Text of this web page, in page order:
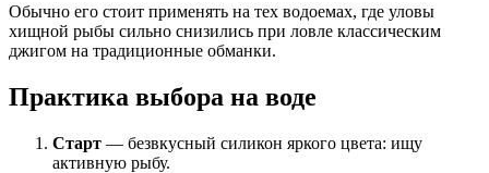
Обычно его стоит применять на тех водоемах, где уловы
хищной рыбы сильно снизились при ловле классическим
джигом на традиционные обманки.
Практика выбора на воде
Старт — безвкусный силикон яркого цвета: ищу
активную рыбу.